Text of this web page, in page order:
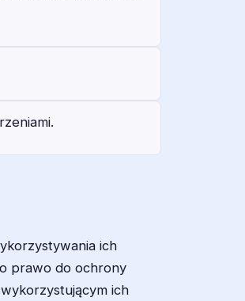
ich
prawo do ochrony
ich